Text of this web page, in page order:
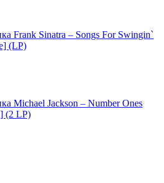
Frank Sinatra – Songs For Swingin`
(LP)
Michael Jackson – Number Ones
(2 LP)